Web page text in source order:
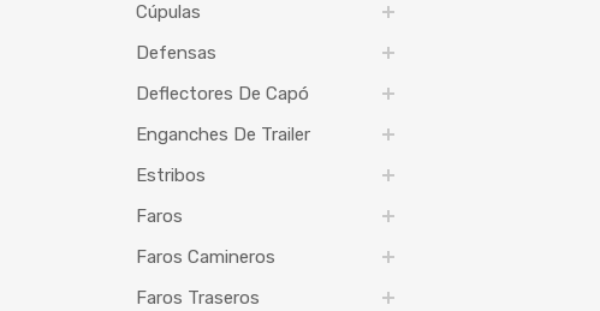
Cúpulas
Defensas
Deflectores De Capó
Enganches De Trailer
Estribos
Faros
Faros Camineros
Faros Traseros